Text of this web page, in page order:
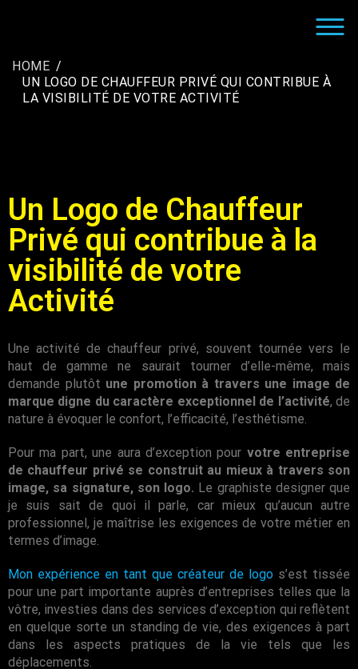
CRÉATION LOGO ENTREPRISE |
LE GRAPHISTE CRÉATEUR DE LOGO POUR LES
HOME
UN LOGO DE CHAUFFEUR PRIVÉ QUI CONTRIBUE À
LA VISIBILITÉ DE VOTRE ACTIVITÉ
Un Logo de Chauffeur
Privé qui contribue à la
visibilité de votre
Activité
Une activité de chauffeur privé, souvent tournée vers le
haut de gamme ne saurait tourner d’elle-même, mais
demande plutôt une promotion à travers une image de
marque digne du caractère exceptionnel de l’activité, de
nature à évoquer le confort, l’efficacité, l’esthétisme.
Pour ma part, une aura d’exception pour votre entreprise
de chauffeur privé se construit au mieux à travers son
image, sa signature, son logo. Le graphiste designer que
je suis sait de quoi il parle, car mieux qu’aucun autre
professionnel, je maîtrise les exigences de votre métier en
termes d’image.
Mon expérience en tant que créateur de logo s’est tissée
pour une part importante auprès d’entreprises telles que la
vôtre, investies dans des services d’exception qui reflètent
en quelque sorte un standing de vie, des exigences à part
dans les aspects pratiques de la vie tels que les
déplacements.